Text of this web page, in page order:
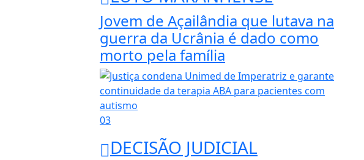
Jovem de Açailândia que lutava na
guerra da Ucrânia é dado como
morto pela família
03
DECISÃO JUDICIAL